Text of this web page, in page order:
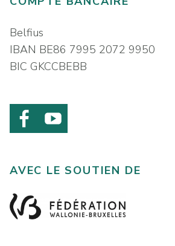
Belfius
IBAN BE86 7995 2072 9950
BIC GKCCBEBB
AVEC LE SOUTIEN DE